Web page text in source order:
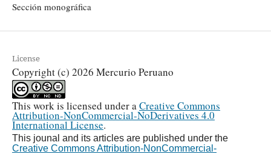
Sección monográfica
License
Copyright (c) 2026 Mercurio Peruano
This work is licensed under aCreative Commons
Attribution-NonCommercial-NoDerivatives 4.0
International License.
This jounal and its articles are published under the
Creative Commons Attribution-NonCommercial-